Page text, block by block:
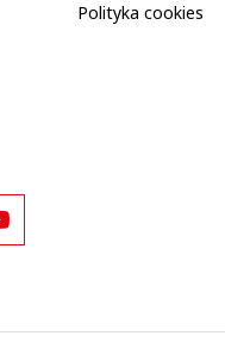
Polityka cookies